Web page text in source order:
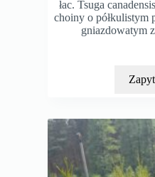
łac. Tsuga
choiny o półkulistym
gniazdowatym